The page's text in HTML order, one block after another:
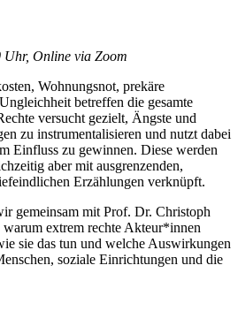
Uhr, Online via Zoom
Wohnungsnot, prekäre
betreffen die gesamte
versucht gezielt, Ängste und
zu instrumentalisieren und nutzt dabei
Einfluss zu gewinnen. Diese werden
aber mit ausgrenzenden,
Erzählungen verknüpft.
gemeinsam mit Prof. Dr. Christoph
extrem rechte Akteur*innen
sie das tun und welche Auswirkungen
soziale Einrichtungen und die